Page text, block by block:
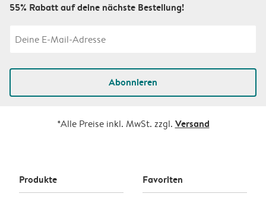
55% Rabatt auf deine nächste Bestellung!
Abonnieren
*Alle Preise inkl. MwSt. zzgl. Versand
Produkte Favoriten